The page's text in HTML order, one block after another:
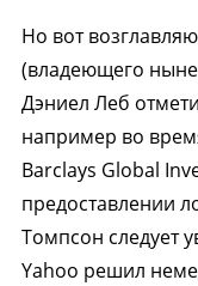
Но вот
(владеющего ныне
Дэниел Леб
например во
Barclays Global
предоставлении
Томпсон следует
Yahoo решил